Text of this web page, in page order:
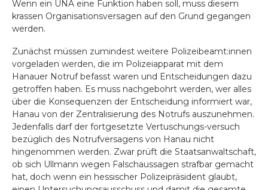
Wenn ein UNA eine Funktion haben soll, muss diesem
krassen Organisationsversagen auf den Grund gegangen
werden.
Zunächst müssen zumindest weitere Polizeibeamt:innen
vorgeladen werden, die im Polizeiapparat mit dem
Hanauer Notruf befasst waren und Entscheidungen dazu
getroffen haben. Es muss nachgebohrt werden, wer alles
über die Konsequenzen der Entscheidung informiert war,
Hanau von der Zentralisierung des Notrufs auszunehmen.
Jedenfalls darf der fortgesetzte Vertuschungs-versuch
bezüglich des Notrufversagens von Hanau nicht
hingenommen werden. Zwar prüft die Staatsanwaltschaft,
ob sich Ullmann wegen Falschaussagen strafbar gemacht
hat, doch wenn ein hessischer Polizeipräsident glaubt,